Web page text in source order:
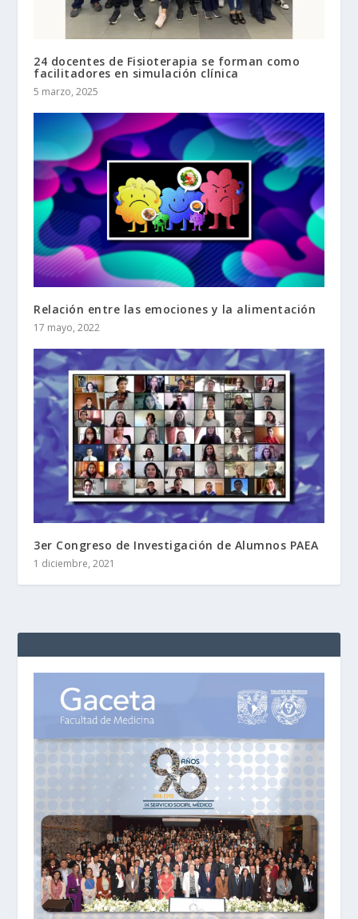
24 docentes de Fisioterapia se forman como
facilitadores en simulación clínica
5 marzo, 2025
Relación entre las emociones y la alimentación
17 mayo, 2022
3er Congreso de Investigación de Alumnos PAEA
1 diciembre, 2021